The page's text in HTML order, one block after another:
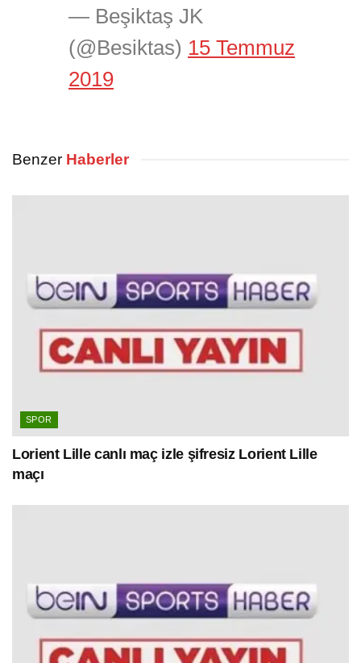
— Beşiktaş JK
(@Besiktas) 15 Temmuz
2019
Benzer Haberler
SPOR
Lorient Lille canlı maç izle şifresiz Lorient Lille
maçı